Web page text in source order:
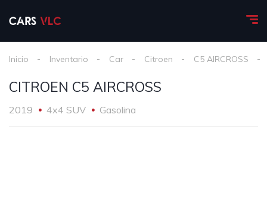
Inicio Inventario Car Citroen C5 AIRCROSS
CITROEN C5 AIRCROSS
2019 4x4 SUV Gasolina